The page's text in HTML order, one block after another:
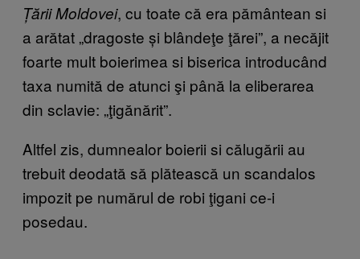
Țării Moldovei, cu toate că era pământean si
a arătat „dragoste și blândeţe ţărei”, a necăjit
foarte mult boierimea si biserica introducând
taxa numită de atunci şi până la eliberarea
din sclavie: „ţigănărit”.
Altfel zis, dumnealor boierii si călugării au
trebuit deodată să plătească un scandalos
impozit pe numărul de robi ţigani ce-i
posedau.